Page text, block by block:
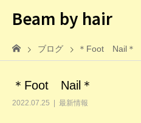
Beam by hair
ブログ ＊Foot Nail＊
＊Foot Nail＊
2022.07.25 最新情報